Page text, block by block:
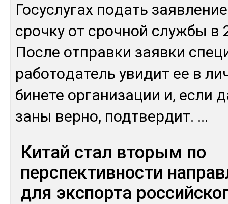
Го­сус­лу­гах по­дать
сроч­ку от сроч­ной служ­бы в
Пос­ле от­прав­ки заяв­ки
ра­бото­датель уви­дит ее в
бине­те ор­га­низа­ции и, ес­ли
заны вер­но, под­твер­дит. ...
Китай стал вторым по
перспективности
для экспорта